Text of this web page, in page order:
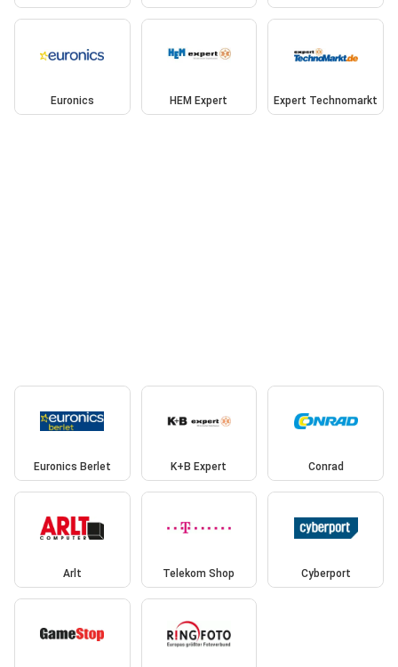
Euronics HEM Expert Expert Technomarkt
Euronics Berlet K+B Expert Conrad
Arlt Telekom Shop Cyberport